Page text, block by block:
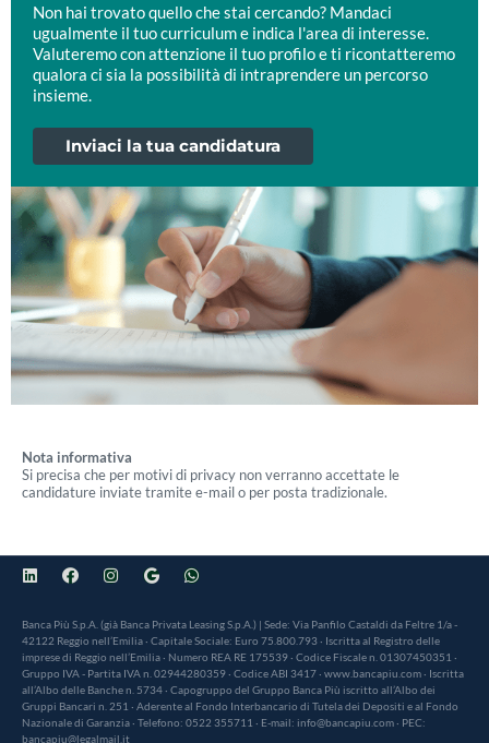
Non hai trovato quello che stai cercando? Mandaci
ugualmente il tuo curriculum e indica l'area di interesse.
Valuteremo con attenzione il tuo profilo e ti ricontatteremo
qualora ci sia la possibilità di intraprendere un percorso
insieme.
Inviaci la tua candidatura
Nota informativa
Si precisa che per motivi di privacy non verranno accettate le
candidature inviate tramite e-mail o per posta tradizionale.
Banca Più S.p.A. (già Banca Privata Leasing S.p.A.) | Sede: Via Panfilo Castaldi da Feltre 1/a -
42122 Reggio nell’Emilia · Capitale Sociale: Euro 75.800.793 · Iscritta al Registro delle
imprese di Reggio nell’Emilia · Numero REA RE 175539 · Codice Fiscale n. 01307450351 ·
Gruppo IVA - Partita IVA n. 02944280359 · Codice ABI 3417 · www.bancapiu.com · Iscritta
all’Albo delle Banche n. 5734 · Capogruppo del Gruppo Banca Più iscritto all’Albo dei
Gruppi Bancari n. 251 · Aderente al Fondo Interbancario di Tutela dei Depositi e al Fondo
Nazionale di Garanzia · Telefono: 0522 355711 · E-mail: info@bancapiu.com · PEC:
bancapiu@legalmail.it